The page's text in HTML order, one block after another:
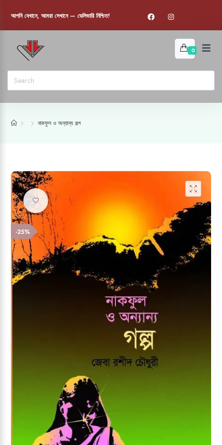
আপনি যেখানে, আমরা সেখানে — ডেলিভারি নিশ্চিত!
0
নাকফুল ও অন্যান্য গল্প
Add to wishlist
-25%